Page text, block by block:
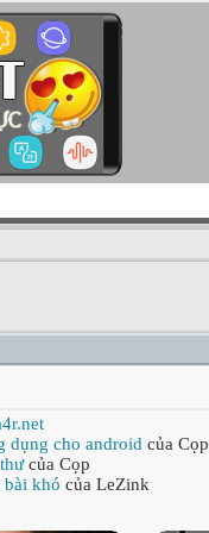
dụng cho android của Cọp
của Cọp
bài khó của LeZink